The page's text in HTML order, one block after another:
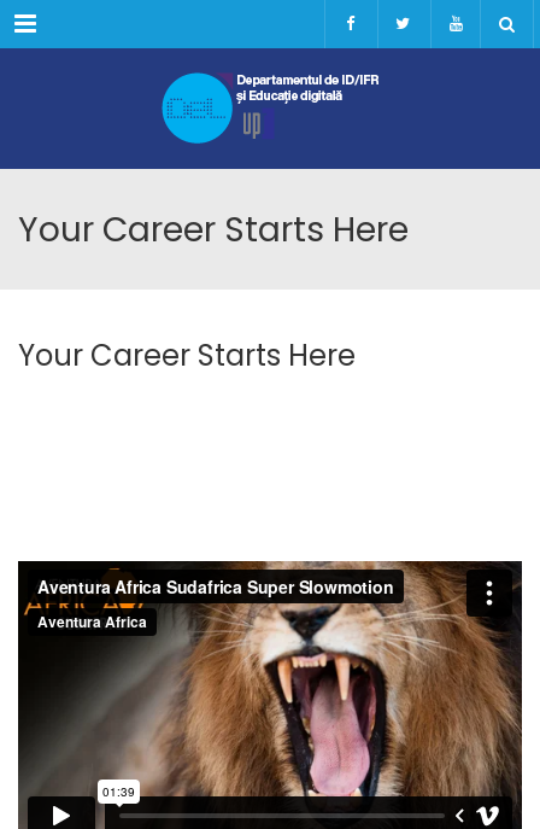
Menu
Your Career Starts Here
Your Career Starts Here